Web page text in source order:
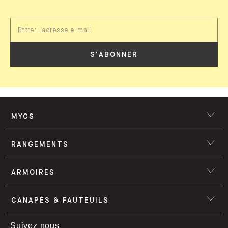
S'ABONNER
MYCS
RANGEMENTS
ARMOIRES
CANAPÉS & FAUTEUILS
Suivez nous